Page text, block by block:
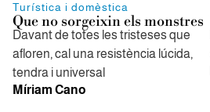
Turística i domèstica
Que no sorgeixin els monstres
Davant de totes les tristeses que
afloren, cal una resistència lúcida,
tendra i universal
Míriam Cano